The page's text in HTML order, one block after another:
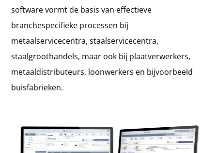
software vormt de basis van effectieve
branchespecifieke processen bij
metaalservicecentra, staalservicecentra,
staalgroothandels, maar ook bij plaatverwerkers,
metaaldistributeurs, loonwerkers en bijvoorbeeld
buisfabrieken.